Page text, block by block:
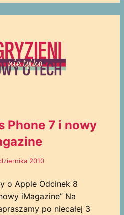
Phone 7 i nowy
2010
o Apple Odcinek 8
iMagazine” Na
po niecałej 3